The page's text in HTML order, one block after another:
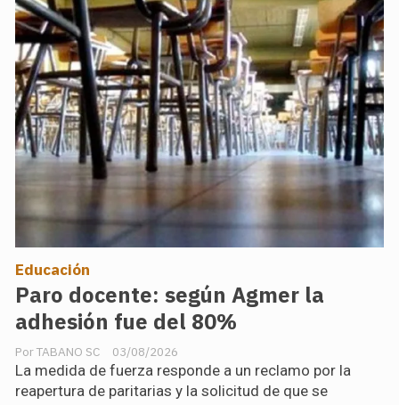
Paro docente: según Agmer la
adhesión fue del 80%
TABANO SC
Educación
03/08/2026
La medida de fuerza responde a un reclamo por la
reapertura de paritarias y la solicitud de que se